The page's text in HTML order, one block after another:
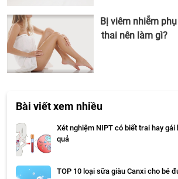
Bị viêm nhiễm
thai nên làm gì?
Bài viết xem nhiều
Xét nghiệm NIPT có biết trai hay
quả
TOP 10 loại sữa giàu Canxi cho bé